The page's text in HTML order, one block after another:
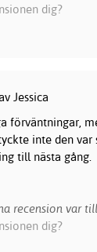
dig?
Jessica
förväntningar,
inte den var
till nästa gång.
recension var
dig?